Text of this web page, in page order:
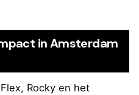
in Amsterdam
Rocky en het